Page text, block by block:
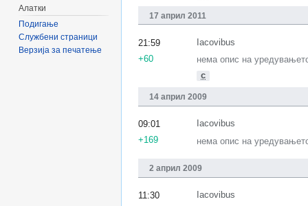
17 април 2011
Iacovibus
нема опис на
с
21:59
+60
14 април 2009
Iacovibus
нема опис на
09:01
+169
2 април 2009
Iacovibus
11:30
Алатки
Подигање
Службени страници
Верзија за печатење